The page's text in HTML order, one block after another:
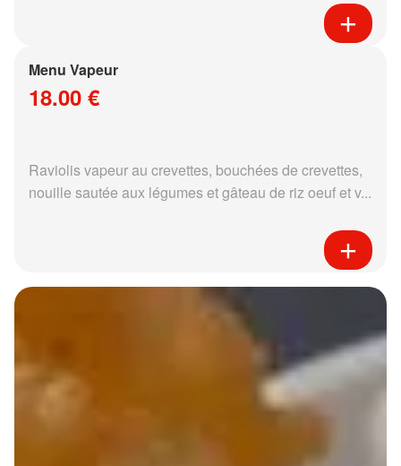
Menu Vapeur
18.00 €
Raviolis vapeur au crevettes, bouchées de crevettes,
nouille sautée aux légumes et gâteau de riz oeuf et v...